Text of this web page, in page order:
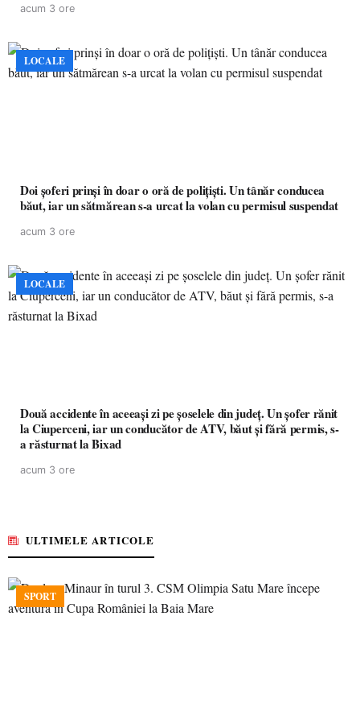
acum 3 ore
LOCALE
Doi șoferi prinși în doar o oră de polițiști. Un tânăr conducea
băut, iar un sătmărean s-a urcat la volan cu permisul suspendat
acum 3 ore
LOCALE
Două accidente în aceeași zi pe șoselele din județ. Un șofer rănit
la Ciuperceni, iar un conducător de ATV, băut și fără permis, s-
a răsturnat la Bixad
acum 3 ore
ULTIMELE ARTICOLE
SPORT